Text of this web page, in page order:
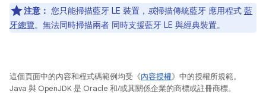
注意： 您只能掃描藍牙 LE 裝置， 或掃描傳統藍牙 應用程式 藍
牙總覽。無法同時掃描兩者 同時支援藍牙 LE 與經典裝置。
這個頁面中的內容和程式碼範例均受《內容授權》中的授權所規範。
Java 與 OpenJDK 是 Oracle 和/或其關係企業的商標或註冊商標。